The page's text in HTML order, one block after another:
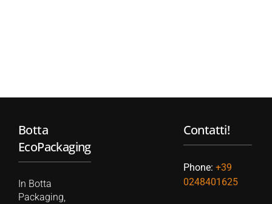
Botta
EcoPackaging
In Botta
Packaging,
Contatti!
Phone: +39
0248401625